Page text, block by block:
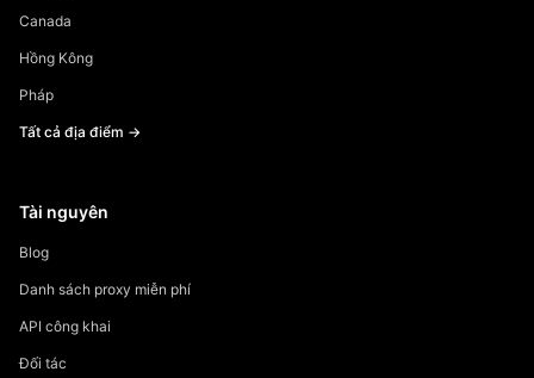
Canada
Hồng Kông
Pháp
Tất cả địa điểm →
Tài nguyên
Blog
Danh sách proxy miễn phí
API công khai
Đối tác